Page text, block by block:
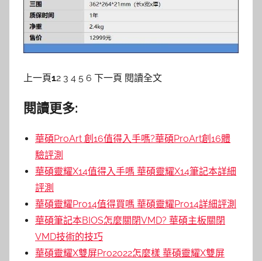
上一頁12 3 4 5 6 下一頁 閱讀全文
閱讀更多:
華碩ProArt 創16值得入手嗎?華碩ProArt創16體
驗評測
華碩靈耀X14值得入手嗎 華碩靈耀X14筆記本詳細
評測
華碩靈耀Pro14值得買嗎 華碩靈耀Pro14詳細評測
華碩筆記本BIOS怎麼關閉VMD? 華碩主板關閉
VMD技術的技巧
華碩靈耀X雙屏Pro2022怎麼樣 華碩靈耀X雙屏